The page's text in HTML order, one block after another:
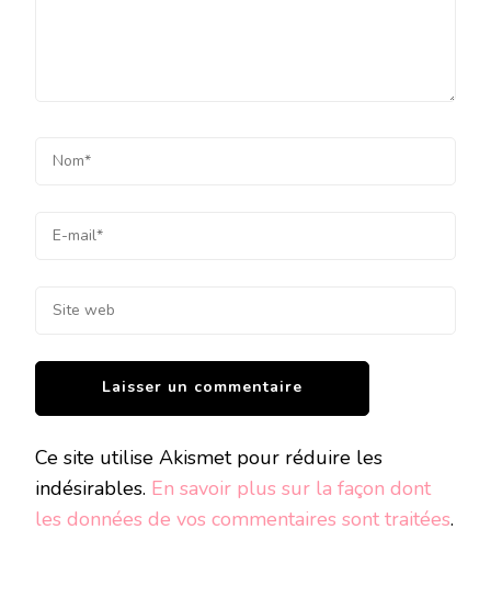
Ce site utilise Akismet pour réduire les
indésirables. En savoir plus sur la façon dont
les données de vos commentaires sont traitées.